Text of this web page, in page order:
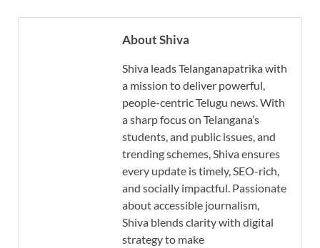
About Shiva
Shiva leads Telanganapatrika with
a mission to deliver powerful,
people-centric Telugu news. With
a sharp focus on Telangana’s
students, and public issues, and
trending schemes, Shiva ensures
every update is timely, SEO-rich,
and socially impactful. Passionate
about accessible journalism,
Shiva blends clarity with digital
strategy to make